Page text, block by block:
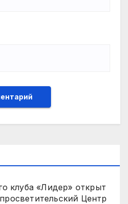
клуба «Лидер» открыт
Центр